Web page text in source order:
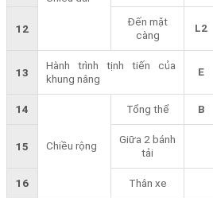
12
Đến mặt
càng
L2
13
Hành trình tịnh tiến của
khung nâng
E
14
Chiều rộng
Tổng thể B
15
Giữa 2 bánh
tải
16 Thân xe